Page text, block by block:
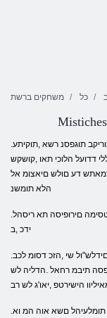
משחקים ברשת כל
.תוארונה תורותפ יתלב תומולעת לע רומשל ןיידעו ,ןבאה תוריקב תוגפסנ רשא ,תוקיתע
דדועל הלוכי תאו ,קושקש
דע םולש םיאצומ אל
הלא תומשנ
.סיבונא תיב קחשמ לש םיאשונה ךשמה האצמ וז ומכ םייטסימה םירופיסה תא ריסהל
ידכ ,ב
.רואה לא םתוא תחקל וכרטצי םידימלת המכו ,הלש"ןוראב םידלש"ול שי ,הזכ דסומ לכב
תיבמ רחאל .הדליה לש
הישירטפ ,יאו'ג לש רב
.הרדסה לש ןושארה קלחה לש יזכרמה אשונה הזו ,יו'ג לש תומלעיהל םשא אוה המ וא